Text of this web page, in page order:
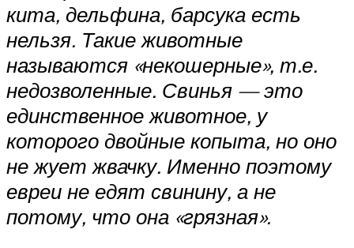
кита, дельфина, барсука есть
нельзя. Такие животные
называются «некошерные», т.е.
недозволенные. Свинья — это
единственное животное, у
которого двойные копыта, но оно
не жует жвачку. Именно поэтому
евреи не едят свинину, а не
потому, что она «грязная».